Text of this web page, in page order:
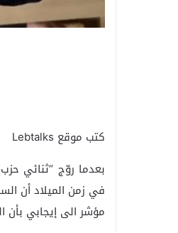
كتب موقع Lebtalks
بعدما روّج “ثنائي
في زمن الميلاد أن
مؤشر الى إيجابي بأن